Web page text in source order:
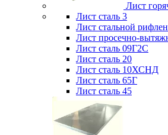
Лист
Лист сталь 3
Лист стальной
Лист просечно-
Лист сталь 09Г2С
Лист сталь 20
Лист сталь 10ХСНД
Лист сталь 65Г
Лист сталь 45